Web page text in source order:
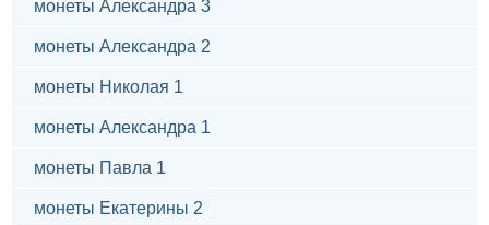
монеты Александра 3
монеты Александра 2
монеты Николая 1
монеты Александра 1
монеты Павла 1
монеты Екатерины 2